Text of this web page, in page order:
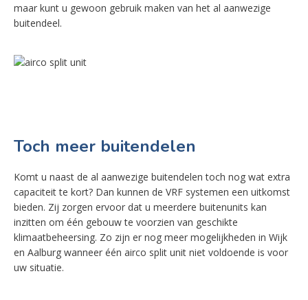
maar kunt u gewoon gebruik maken van het al aanwezige
buitendeel.
Toch meer buitendelen
Komt u naast de al aanwezige buitendelen toch nog wat extra
capaciteit te kort? Dan kunnen de VRF systemen een uitkomst
bieden. Zij zorgen ervoor dat u meerdere buitenunits kan
inzitten om één gebouw te voorzien van geschikte
klimaatbeheersing. Zo zijn er nog meer mogelijkheden in Wijk
en Aalburg wanneer één airco split unit niet voldoende is voor
uw situatie.